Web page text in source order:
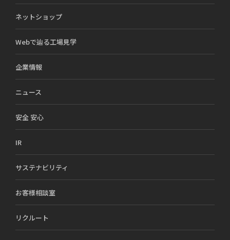
ネットショップ
Webで辿る工場見学
企業情報
ニュース
安全 安心
IR
サステナビリティ
お客様相談室
リクルート